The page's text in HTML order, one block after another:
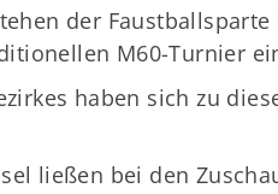
der
M60-Turnier
haben sich zu
ließen bei den